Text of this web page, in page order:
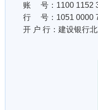
账 号：1100 1152
行 号：1051 0000
开 户 行：建设银行